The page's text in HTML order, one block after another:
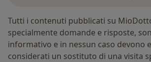
Tutti i contenuti pubblicati su
specialmente domande e risposte,
informativo e in nessun caso devono
considerati un sostituto di una visita